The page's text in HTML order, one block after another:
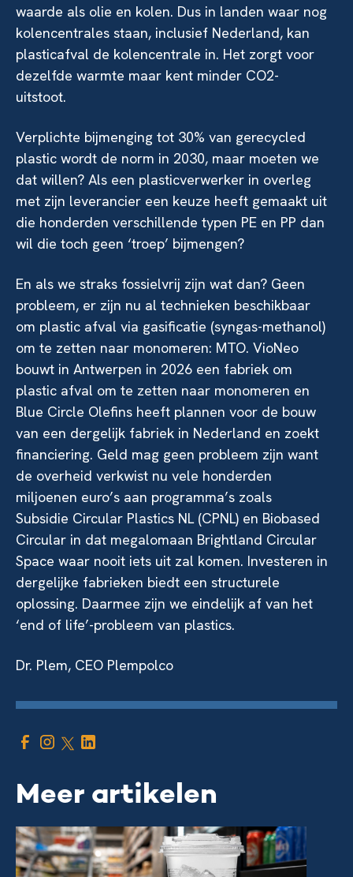
waarde als olie en kolen. Dus in landen waar nog
kolencentrales staan, inclusief Nederland, kan
plasticafval de kolencentrale in. Het zorgt voor
dezelfde warmte maar kent minder CO2-
uitstoot.
Verplichte bijmenging tot 30% van gerecycled
plastic wordt de norm in 2030, maar moeten we
dat willen? Als een plasticverwerker in overleg
met zijn leverancier een keuze heeft gemaakt uit
die honderden verschillende typen PE en PP dan
wil die toch geen ‘troep’ bijmengen?
En als we straks fossielvrij zijn wat dan? Geen
probleem, er zijn nu al technieken beschikbaar
om plastic afval via gasificatie (syngas-methanol)
om te zetten naar monomeren: MTO. VioNeo
bouwt in Antwerpen in 2026 een fabriek om
plastic afval om te zetten naar monomeren en
Blue Circle Olefins heeft plannen voor de bouw
van een dergelijk fabriek in Nederland en zoekt
financiering. Geld mag geen probleem zijn want
de overheid verkwist nu vele honderden
miljoenen euro’s aan programma’s zoals
Subsidie Circular Plastics NL (CPNL) en Biobased
Circular in dat megalomaan Brightland Circular
Space waar nooit iets uit zal komen. Investeren in
dergelijke fabrieken biedt een structurele
oplossing. Daarmee zijn we eindelijk af van het
‘end of life’-probleem van plastics.
Dr. Plem, CEO Plempolco
Meer artikelen